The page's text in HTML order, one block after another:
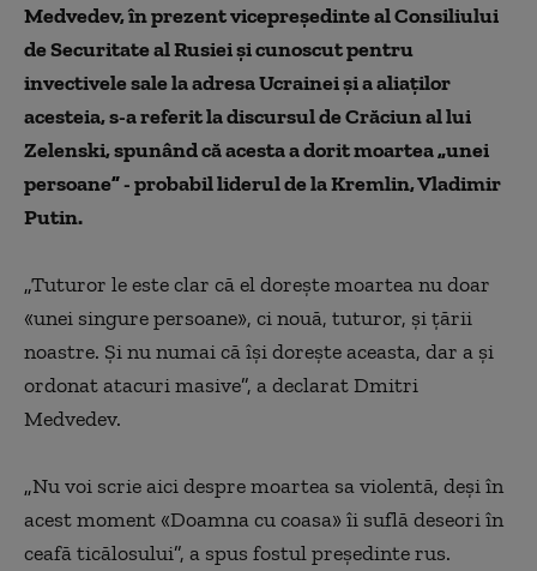
Medvedev, în prezent vicepreşedinte al Consiliului
de Securitate al Rusiei şi cunoscut pentru
invectivele sale la adresa Ucrainei şi a aliaţilor
acesteia, s-a referit la discursul de Crăciun al lui
Zelenski, spunând că acesta a dorit moartea„unei
persoane”- probabil liderul de la Kremlin, Vladimir
Putin.
„Tuturor le este clar că el doreşte moartea nu doar
«unei singure persoane», ci nouă, tuturor, şi ţării
noastre. Şi nu numai că îşi doreşte aceasta, dar a şi
ordonat atacuri masive”, a declarat Dmitri
Medvedev.
„Nu voi scrie aici despre moartea sa violentă, deşi în
acest moment «Doamna cu coasa»îi suflă deseori în
ceafă ticălosului”, a spus fostul preşedinte rus.